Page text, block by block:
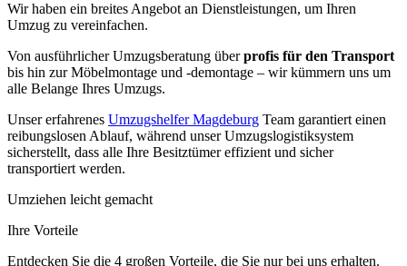
Wir haben ein breites Angebot an Dienstleistungen, um Ihren
Umzug zu vereinfachen.
Von ausführlicher Umzugsberatung überprofis für den Transport
bis hin zur Möbelmontage und -demontage – wir kümmern uns um
alle Belange Ihres Umzugs.
Unser erfahrenes Umzugshelfer Magdeburg Team garantiert einen
reibungslosen Ablauf, während unser Umzugslogistiksystem
sicherstellt, dass alle Ihre Besitztümer effizient und sicher
transportiert werden.
Umziehen leicht gemacht
Ihre Vorteile
Entdecken Sie die 4 großen Vorteile, die Sie nur bei uns erhalten.